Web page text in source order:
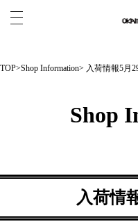
TOP>Shop Information> 入荷情報5月
Shop
入荷情